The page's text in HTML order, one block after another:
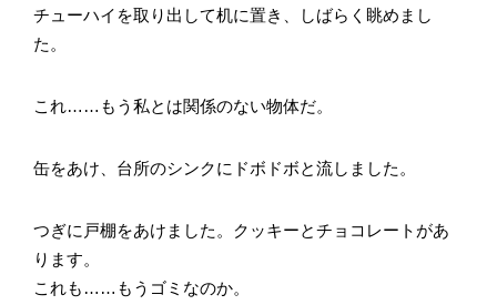
チューハイを取り出して机に置き、しばらく眺めまし
た。
これ……もう私とは関係のない物体だ。
缶をあけ、台所のシンクにドボドボと流しました。
つぎに戸棚をあけました。クッキーとチョコレートがあ
ります。
これも……もうゴミなのか。